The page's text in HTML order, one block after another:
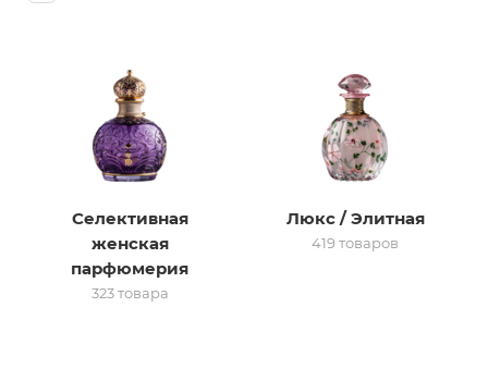
Селективная
женская
парфюмерия
323 товара
Люкс / Элитная
419 товаров